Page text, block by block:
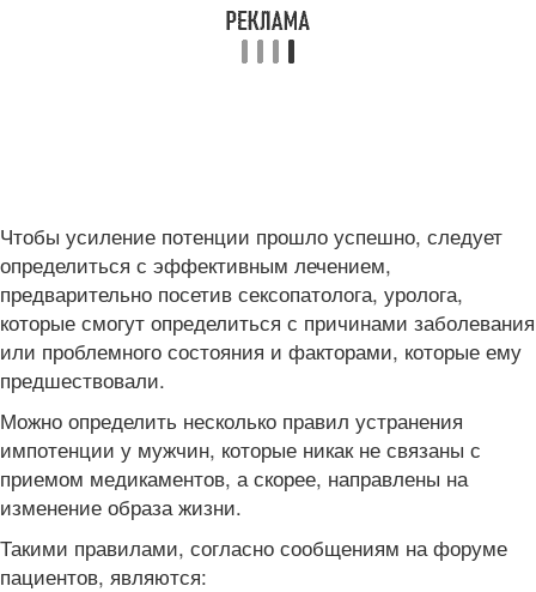
Чтобы усиление потенции прошло успешно, следует
определиться с эффективным лечением,
предварительно посетив сексопатолога, уролога,
которые смогут определиться с причинами заболевания
или проблемного состояния и факторами, которые ему
предшествовали.
Можно определить несколько правил устранения
импотенции у мужчин, которые никак не связаны с
приемом медикаментов, а скорее, направлены на
изменение образа жизни.
Такими правилами, согласно сообщениям на форуме
пациентов, являются: